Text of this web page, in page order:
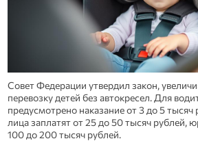
Совет Федерации утвердил закон,
перевозку детей без автокресел. Для
предусмотрено наказание от 3 до 5
лица заплатят от 25 до 50 тысяч рублей,
100 до 200 тысяч рублей.